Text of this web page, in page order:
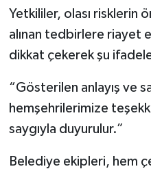
Yetkililer, olası risklerin
alınan tedbirlere riayet
dikkat çekerek şu
“Gösterilen anlayış ve
hemşehrilerimize
saygıyla duyurulur.”
Belediye ekipleri, hem